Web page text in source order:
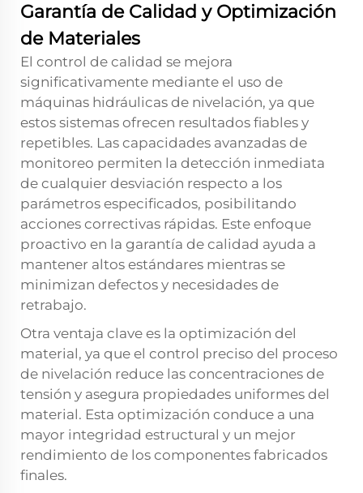
Garantía de Calidad y Optimización
de Materiales
El control de calidad se mejora
significativamente mediante el uso de
máquinas hidráulicas de nivelación, ya que
estos sistemas ofrecen resultados fiables y
repetibles. Las capacidades avanzadas de
monitoreo permiten la detección inmediata
de cualquier desviación respecto a los
parámetros especificados, posibilitando
acciones correctivas rápidas. Este enfoque
proactivo en la garantía de calidad ayuda a
mantener altos estándares mientras se
minimizan defectos y necesidades de
retrabajo.
Otra ventaja clave es la optimización del
material, ya que el control preciso del proceso
de nivelación reduce las concentraciones de
tensión y asegura propiedades uniformes del
material. Esta optimización conduce a una
mayor integridad estructural y un mejor
rendimiento de los componentes fabricados
finales.